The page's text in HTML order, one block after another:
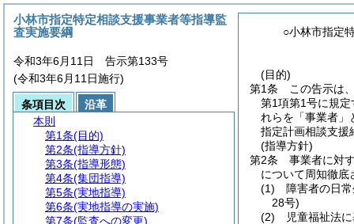
○小林市指定
(目的)
第1条
この告示は
第1項第1号に規
れらを「事業者」
指定計画相談支援
(指導方針)
第2条
事業者に対
について周知徹底
(1)
障害者の日
28号)
(2)
児童福祉法
小林市指定特定相談支援事業者等指導監
査実施要綱
令和3年6月11日 告示第133号
(令和3年6月11日施行)
条項目次
沿革
本則
第1条(目的)
第2条(指導方針)
第3条(指導形態)
第4条(集団指導)
第5条(実地指導)
第6条(実地指導の実施)
第7条(監査への変更)